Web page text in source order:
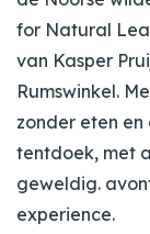
for Natural
van Kasper
Rumswinkel.
zonder eten en
tentdoek, met
geweldig.
experience.